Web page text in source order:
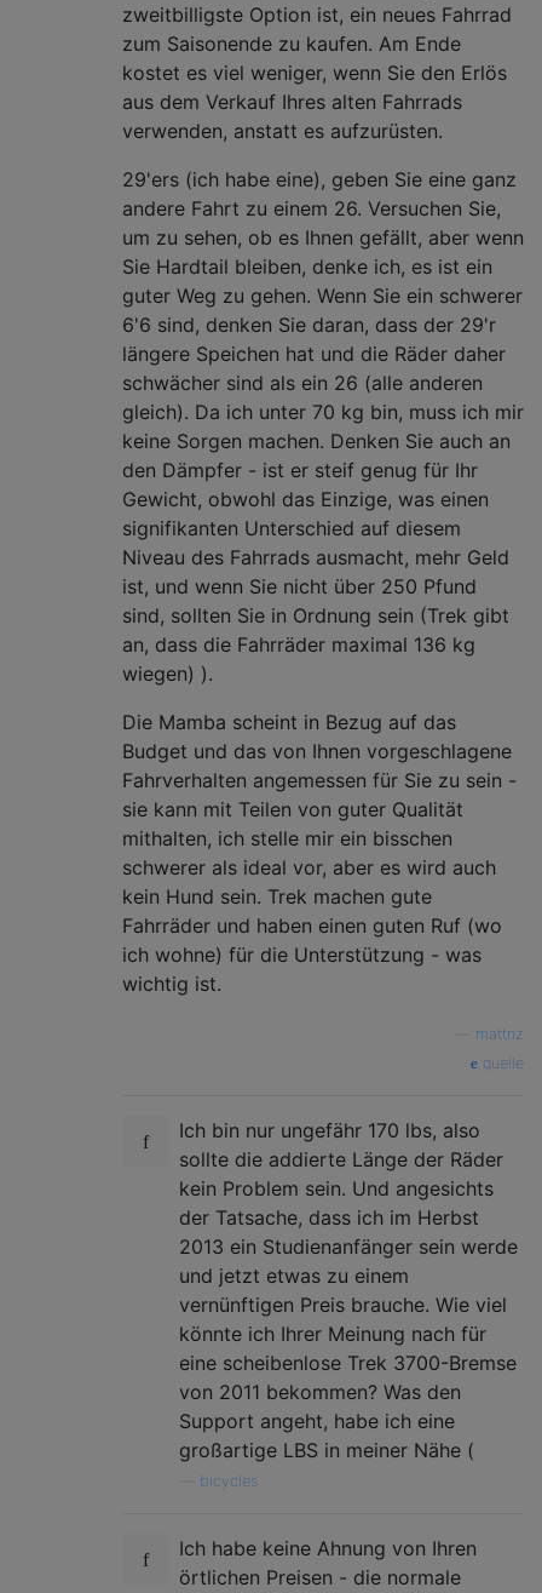
zweitbilligste Option ist, ein neues Fahrrad
zum Saisonende zu kaufen. Am Ende
kostet es viel weniger, wenn Sie den Erlös
aus dem Verkauf Ihres alten Fahrrads
verwenden, anstatt es aufzurüsten.
29'ers (ich habe eine), geben Sie eine ganz
andere Fahrt zu einem 26. Versuchen Sie,
um zu sehen, ob es Ihnen gefällt, aber wenn
Sie Hardtail bleiben, denke ich, es ist ein
guter Weg zu gehen. Wenn Sie ein schwerer
6'6 sind, denken Sie daran, dass der 29'r
längere Speichen hat und die Räder daher
schwächer sind als ein 26 (alle anderen
gleich). Da ich unter 70 kg bin, muss ich mir
keine Sorgen machen. Denken Sie auch an
den Dämpfer - ist er steif genug für Ihr
Gewicht, obwohl das Einzige, was einen
signifikanten Unterschied auf diesem
Niveau des Fahrrads ausmacht, mehr Geld
ist, und wenn Sie nicht über 250 Pfund
sind, sollten Sie in Ordnung sein (Trek gibt
an, dass die Fahrräder maximal 136 kg
wiegen) ).
Die Mamba scheint in Bezug auf das
Budget und das von Ihnen vorgeschlagene
Fahrverhalten angemessen für Sie zu sein -
sie kann mit Teilen von guter Qualität
mithalten, ich stelle mir ein bisschen
schwerer als ideal vor, aber es wird auch
kein Hund sein. Trek machen gute
Fahrräder und haben einen guten Ruf (wo
ich wohne) für die Unterstützung - was
wichtig ist.
mattnz
quelle
Ich bin nur ungefähr 170 lbs, also
sollte die addierte Länge der Räder
kein Problem sein. Und angesichts
der Tatsache, dass ich im Herbst
2013 ein Studienanfänger sein werde
und jetzt etwas zu einem
vernünftigen Preis brauche. Wie viel
könnte ich Ihrer Meinung nach für
eine scheibenlose Trek 3700-Bremse
von 2011 bekommen? Was den
Support angeht, habe ich eine
großartige LBS in meiner Nähe (
bicycles
Ich habe keine Ahnung von Ihren
örtlichen Preisen - die normale